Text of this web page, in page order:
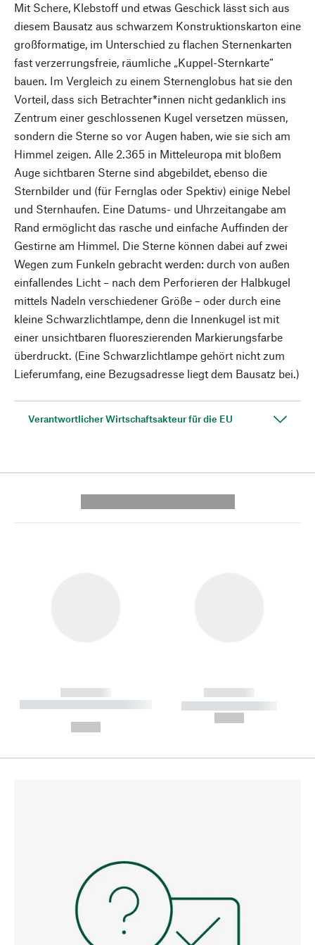
Mit Schere, Klebstoff und etwas Geschick lässt sich aus
diesem Bausatz aus schwarzem Konstruktionskarton eine
großformatige, im Unterschied zu flachen Sternenkarten
fast verzerrungsfreie, räumliche „Kuppel-Sternkarte“
bauen. Im Vergleich zu einem Sternenglobus hat sie den
Vorteil, dass sich Betrachter*innen nicht gedanklich ins
Zentrum einer geschlossenen Kugel versetzen müssen,
sondern die Sterne so vor Augen haben, wie sie sich am
Himmel zeigen. Alle 2.365 in Mitteleuropa mit bloßem
Auge sichtbaren Sterne sind abgebildet, ebenso die
Sternbilder und (für Fernglas oder Spektiv) einige Nebel
und Sternhaufen. Eine Datums- und Uhrzeitangabe am
Rand ermöglicht das rasche und einfache Auffinden der
Gestirne am Himmel. Die Sterne können dabei auf zwei
Wegen zum Funkeln gebracht werden: durch von außen
einfallendes Licht – nach dem Perforieren der Halbkugel
mittels Nadeln verschiedener Größe – oder durch eine
kleine Schwarzlichtlampe, denn die Innenkugel ist mit
einer unsichtbaren fluoreszierenden Markierungsfarbe
überdruckt. (Eine Schwarzlichtlampe gehört nicht zum
Lieferumfang, eine Bezugsadresse liegt dem Bausatz bei.)
Verantwortlicher Wirtschaftsakteur für die EU
------------
----------- ----------- --------
------------
----------- -----------